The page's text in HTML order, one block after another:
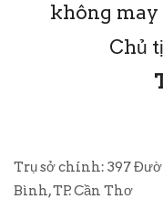
không may
Chủ
Trụ sở chính: 397
Bình, TP. Cần Thơ